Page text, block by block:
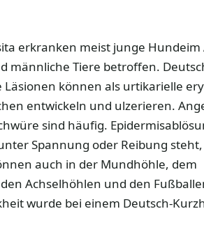
erkranken meist junge
männliche Tiere betroffen.
Läsionen können als urtikarielle
entwickeln und ulzerieren.
sind häufig.
Spannung oder Reibung steht,
auch in der Mundhöhle, dem
Achselhöhlen und den
wurde bei einem Deutsch-